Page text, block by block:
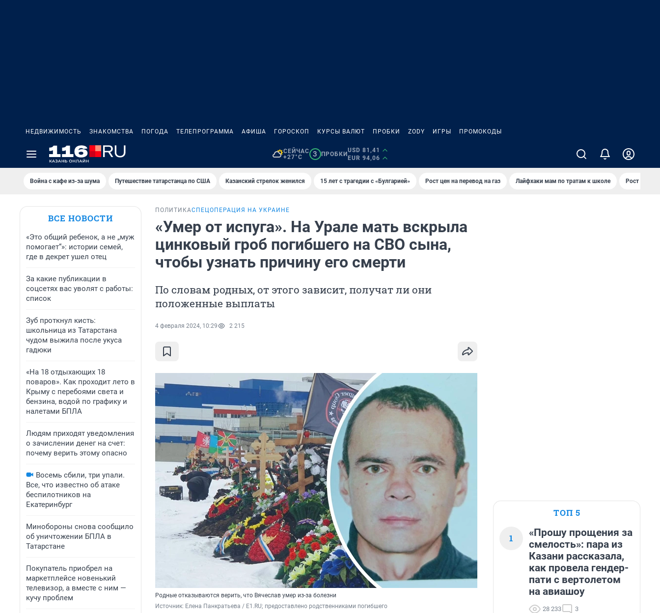
НЕДВИЖИМОСТЬ ЗНАКОМСТВА ПОГОДА ТЕЛЕПРОГРАММА АФИША ГОРОСКОП КУРСЫ ВАЛЮТ ПРОБКИ ZODY ИГРЫ ПРОМОКОДЫ
СЕЙЧАС
+27°C
3 ПРОБКИ
USD 81,41
EUR 94,06
Война с кафе из-за шума Путешествие татарстанца по США Казанский стрелок женился 15 лет с трагедии с «Булгарией» Рост цен на перевод на газ Лайфхаки мам по тратам к школе Рост цен на
ВСЕ НОВОСТИ
«Это общий ребенок, а не „муж
помогает“»: истории семей,
где в декрет ушел отец
За какие публикации в
соцсетях вас уволят с работы:
список
Зуб проткнул кисть:
школьница из Татарстана
чудом выжила после укуса
гадюки
«На 18 отдыхающих 18
поваров». Как проходит лето в
Крыму с перебоями света и
бензина, водой по графику и
налетами БПЛА
Людям приходят уведомления
о зачислении денег на счет:
почему верить этому опасно
Восемь сбили, три упали.
Все, что известно об атаке
беспилотников на
Екатеринбург
Минобороны снова сообщило
об уничтожении БПЛА в
Татарстане
Покупатель приобрел на
маркетплейсе новенький
телевизор, а вместе с ним —
кучу проблем
ПОЛИТИКАСПЕЦОПЕРАЦИЯ НА УКРАИНЕ
«Умер от испуга». На Урале мать вскрыла
цинковый гроб погибшего на СВО сына,
чтобы узнать причину его смерти
По словам родных, от этого зависит, получат ли они
положенные выплаты
4 февраля 2024, 10:29 2 215
Родные отказываются верить, что Вячеслав умер из-за болезни
Источник: Елена Панкратьева / E1.RU; предоставлено родственниками погибшего
ТОП 5
1
«Прошу прощения за
смелость»: пара из
Казани рассказала,
как провела гендер-
пати с вертолетом
на авиашоу
28 233 3